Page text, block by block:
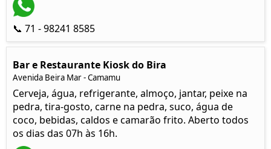
📞 71 - 98241 8585
Bar e Restaurante Kiosk do Bira
Avenida Beira Mar - Camamu
Cerveja, água, refrigerante, almoço, jantar, peixe na
pedra, tira-gosto, carne na pedra, suco, água de
coco, bebidas, caldos e camarão frito. Aberto todos
os dias das 07h às 16h.